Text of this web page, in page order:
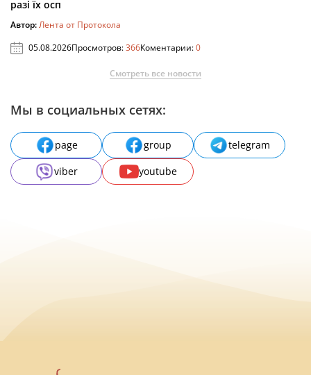
разі їх осп
Автор:Лента от Протокола
05.08.2026Просмотров:366Коментарии:0
Смотреть все новости
Мы в социальных сетях:
page group
telegram
viber
youtube